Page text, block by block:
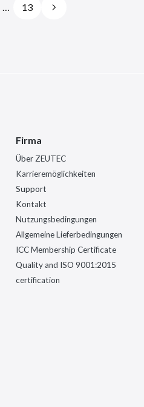
… 13
Firma
Über ZEUTEC
Karrieremöglichkeiten
Support
Kontakt
Nutzungsbedingungen
Allgemeine Lieferbedingungen
ICC Membership Certificate
Quality and ISO 9001:2015
certification